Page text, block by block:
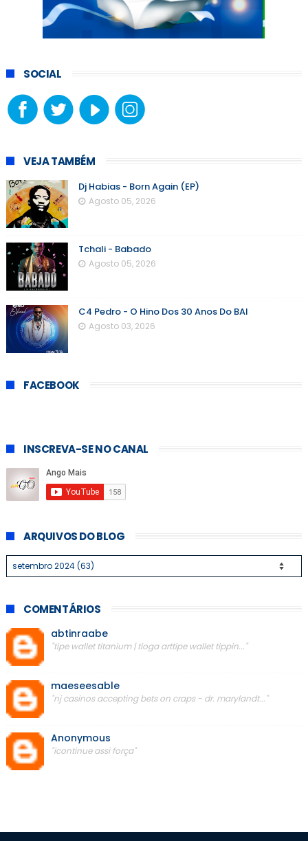
SOCIAL
VEJA TAMBÉM
Dj Habias - Born Again (EP)
Agosto 05, 2026
Tchali - Babado
Agosto 05, 2026
C4 Pedro - O Hino Dos 30 Anos Do BAI
Agosto 03, 2026
FACEBOOK
INSCREVA-SE NO CANAL
ARQUIVOS DO BLOG
COMENTÁRIOS
abtinraabe
"tipe wallet titanium | tioga arttipe wallet tippin..."
maeseesable
"nj casinos accepting bets on craps - dr. marylandt..."
Anonymous
"icontinue assi força"